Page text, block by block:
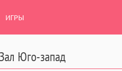
ИГРЫ
Юго-запад